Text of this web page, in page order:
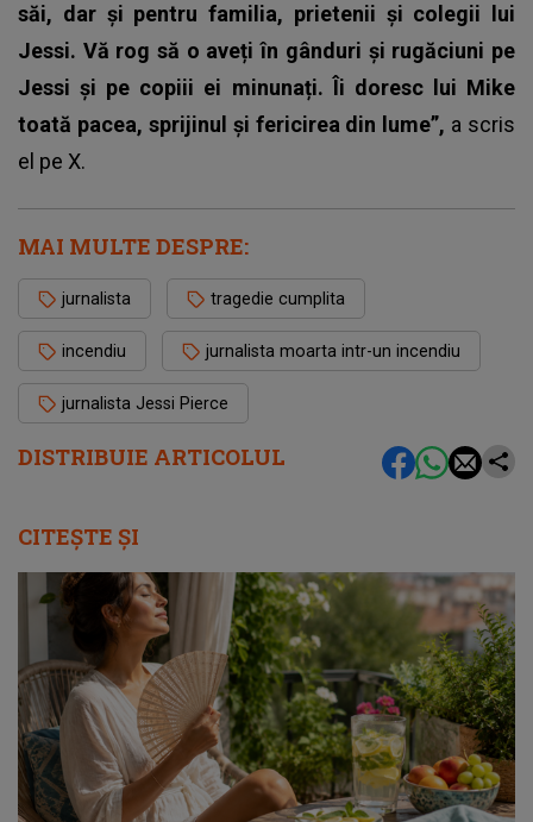
DISTRIBUIE ARTICOLUL
săi, dar și pentru familia, prietenii și colegii lui
Jessi. Vă rog să o aveți în gânduri și rugăciuni pe
Jessi și pe copiii ei minunați. Îi doresc lui Mike
toată pacea, sprijinul și fericirea din lume”, a scris
el pe X.
MAI MULTE DESPRE:
jurnalista tragedie cumplita
incendiu jurnalista moarta intr-un incendiu
jurnalista Jessi Pierce
CITEȘTE ȘI